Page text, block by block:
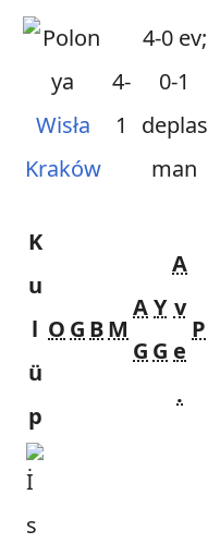
Wisła
Kraków
4-
1
4-0 ev;
0-1
deplas
man
K
u
l
ü
p
O G BM
A
G
Y
G
A
v
e
.
P